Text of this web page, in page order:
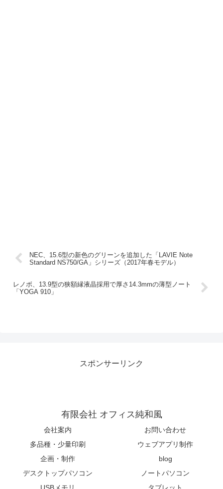
NEC、15.6型の新色のグリーンを追加した「LAVIE Note
Standard NS750/GA」シリーズ（2017年春モデル）
レノボ、13.9型の狭額縁液晶採用で厚さ14.3mmの薄型ノート
「YOGA 910」
スポンサーリンク
有限会社 オフィス純和風
会社案内
お問い合わせ
多品種・少量印刷
ウェブアプリ制作
企画・制作
blog
デスクトップパソコン
ノートパソコン